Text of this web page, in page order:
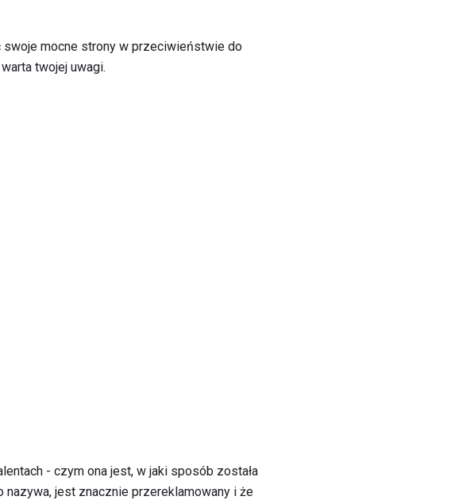
swoje mocne strony w przeciwieństwie do
twojej uwagi.
- czym ona jest, w jaki sposób została
nazywa, jest znacznie przereklamowany i że